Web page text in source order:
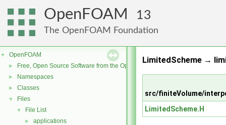
OpenFOAM 13
The OpenFOAM Foundation
▼ OpenFOAM
► Free, Open Source Software from the OpenFOAM Foundation
► Namespaces
► Classes
▼ Files
▼ File List
► applications
LimitedScheme →
src/finiteVolume/
LimitedScheme.H